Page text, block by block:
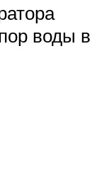
воды в